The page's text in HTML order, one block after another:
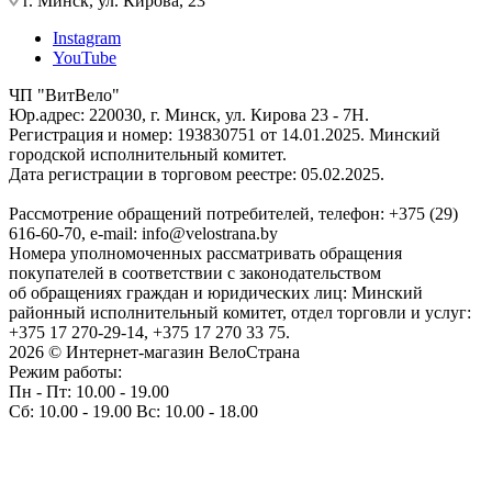
Instagram
YouTube
ЧП "ВитВело"
Юр.адрес: 220030, г. Минск, ул. Кирова 23 - 7Н.
Регистрация и номер: 193830751 от 14.01.2025. Минский
городской исполнительный комитет.
Дата регистрации в торговом реестре: 05.02.2025.
Рассмотрение обращений потребителей, телефон: +375 (29)
616-60-70, e-mail: info@velostrana.by
Номера уполномоченных рассматривать обращения
покупателей в соответствии с законодательством
об обращениях граждан и юридических лиц: Минский
районный исполнительный комитет, отдел торговли и услуг:
+375 17 270-29-14, +375 17 270 33 75.
2026 © Интернет-магазин ВелоСтрана
Режим работы:
Пн - Пт: 10.00 - 19.00
Сб: 10.00 - 19.00 Вс: 10.00 - 18.00